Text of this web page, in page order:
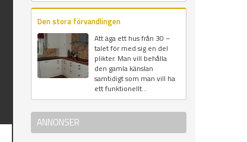
Den stora förvandlingen
Att äga ett hus från 30 –
talet för med sig en del
plikter. Man vill behålla
den gamla känslan
samtidigt som man vill ha
ett funktionellt...
ANNONSER